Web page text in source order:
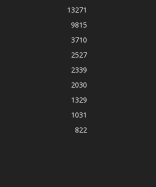
13271
9815
3710
2527
2339
2030
1329
1031
822